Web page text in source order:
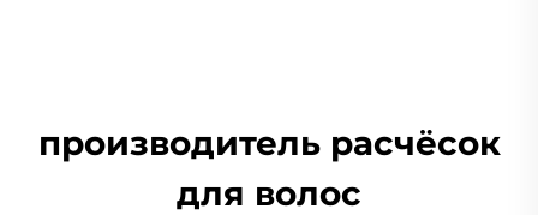
производитель расчёсок
для волос